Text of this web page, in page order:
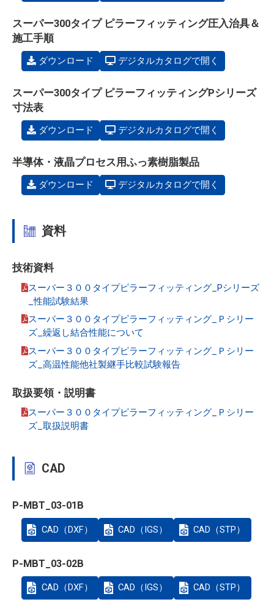
スーパー300タイプ ピラーフィッティング圧入治具＆
施工手順
ダウンロード デジタルカタログで開く
スーパー300タイプ ピラーフィッティングPシリーズ
寸法表
ダウンロード デジタルカタログで開く
半導体・液晶プロセス用ふっ素樹脂製品
ダウンロード デジタルカタログで開く
資料
技術資料
スーパー３００タイプピラーフィッティング_Pシリーズ
_性能試験結果
スーパー３００タイプピラーフィッティング_Ｐシリー
ズ_繰返し結合性能について
スーパー３００タイプピラーフィッティング_Ｐシリー
ズ_高温性能他社製継手比較試験報告
取扱要領・説明書
スーパー３００タイプピラーフィッティング_Ｐシリー
ズ_取扱説明書
CAD
P-MBT_03-01B
CAD（DXF） CAD（IGS） CAD（STP）
P-MBT_03-02B
CAD（DXF） CAD（IGS） CAD（STP）